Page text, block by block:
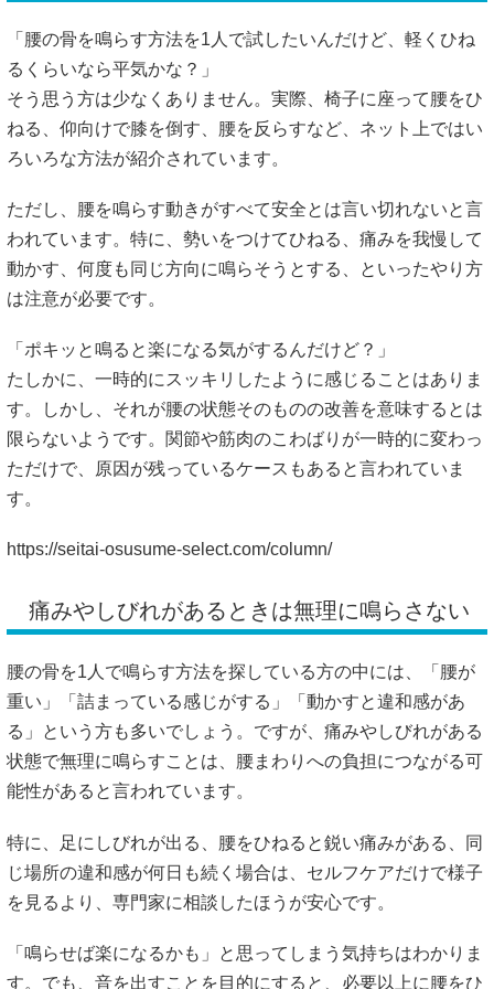
「腰の骨を鳴らす方法を1人で試したいんだけど、軽くひね
るくらいなら平気かな？」
そう思う方は少なくありません。実際、椅子に座って腰をひ
ねる、仰向けで膝を倒す、腰を反らすなど、ネット上ではい
ろいろな方法が紹介されています。
ただし、腰を鳴らす動きがすべて安全とは言い切れないと言
われています。特に、勢いをつけてひねる、痛みを我慢して
動かす、何度も同じ方向に鳴らそうとする、といったやり方
は注意が必要です。
「ポキッと鳴ると楽になる気がするんだけど？」
たしかに、一時的にスッキリしたように感じることはありま
す。しかし、それが腰の状態そのものの改善を意味するとは
限らないようです。関節や筋肉のこわばりが一時的に変わっ
ただけで、原因が残っているケースもあると言われていま
す。
https://seitai-osusume-select.com/column/
痛みやしびれがあるときは無理に鳴らさない
腰の骨を1人で鳴らす方法を探している方の中には、「腰が
重い」「詰まっている感じがする」「動かすと違和感があ
る」という方も多いでしょう。ですが、痛みやしびれがある
状態で無理に鳴らすことは、腰まわりへの負担につながる可
能性があると言われています。
特に、足にしびれが出る、腰をひねると鋭い痛みがある、同
じ場所の違和感が何日も続く場合は、セルフケアだけで様子
を見るより、専門家に相談したほうが安心です。
「鳴らせば楽になるかも」と思ってしまう気持ちはわかりま
す。でも、音を出すことを目的にすると、必要以上に腰をひ